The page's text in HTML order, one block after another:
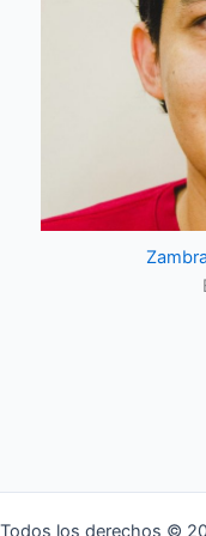
Todos los derechos ©